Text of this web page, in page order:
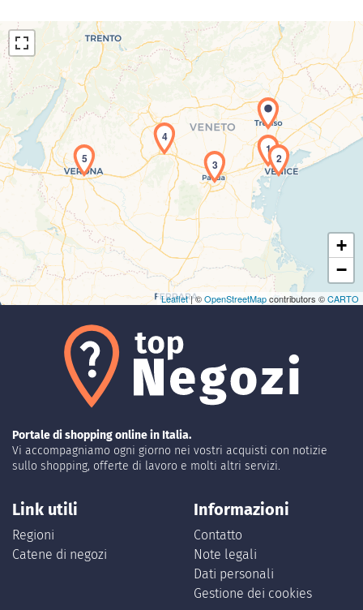
Caricamento della carta in corso...
1
2
3
4
5
+
−
Leaflet| ©OpenStreetMapcontributors ©CARTO
Portale di shopping online in Italia.
Vi accompagniamo ogni giorno nei vostri acquisti con notizie
sullo shopping, offerte di lavoro e molti altri servizi.
Link utili
Regioni
Catene di negozi
Informazioni
Contatto
Note legali
Dati personali
Gestione dei cookies